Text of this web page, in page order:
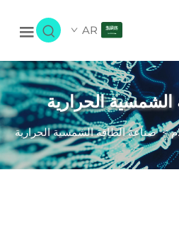
AR
الشمسية الحرارية
>صناعة الطاقة الشمسية الحرارية